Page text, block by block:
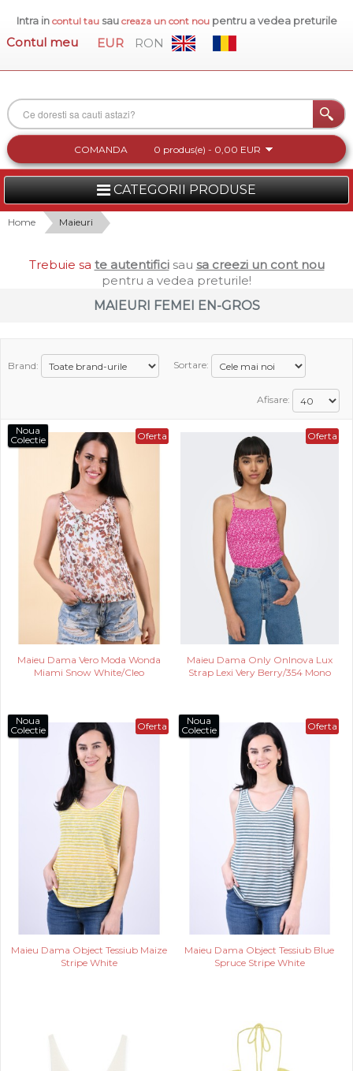
Intra in contul tausau creaza un cont nou pentru a vedea preturile
Contul meu EUR RON
COMANDA 0 produs(e) - 0,00 EUR
CATEGORII PRODUSE
FEMEI
INCALTAMINTE DAMA
COLECTIA NOUA
INFORMATII
Home Maieuri
Trebuie sa te autentificisau sa creezi un cont nou
pentru a vedea preturile!
MAIEURI FEMEI EN-GROS
Brand: Sortare:
Afisare:
Oferta
Noua
Colectie
Maieu Dama Vero Moda Wonda
Miami Snow White/Cleo
Oferta
Maieu Dama Only Onlnova Lux
Strap Lexi Very Berry/354 Mono
Oferta
Noua
Colectie
Maieu Dama Object Tessiub Maize
Stripe White
Oferta
Noua
Colectie
Maieu Dama Object Tessiub Blue
Spruce Stripe White